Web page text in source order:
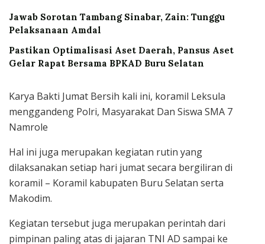
Jawab Sorotan Tambang Sinabar, Zain: Tunggu
Pelaksanaan Amdal
Pastikan Optimalisasi Aset Daerah, Pansus Aset
Gelar Rapat Bersama BPKAD Buru Selatan
Karya Bakti Jumat Bersih kali ini, koramil Leksula
menggandeng Polri, Masyarakat Dan Siswa SMA 7
Namrole
Hal ini juga merupakan kegiatan rutin yang
dilaksanakan setiap hari jumat secara bergiliran di
koramil – Koramil kabupaten Buru Selatan serta
Makodim.
Kegiatan tersebut juga merupakan perintah dari
pimpinan paling atas di jajaran TNI AD sampai ke